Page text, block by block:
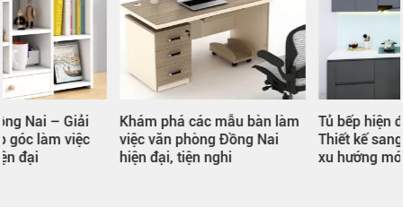
Khám phá các mẫu bàn làm
việc văn phòng Đồng Nai
hiện đại, tiện nghi
Tủ bếp hiện đại Đồng Nai –
Thiết kế sang trọng, chuẩn
xu hướng mới